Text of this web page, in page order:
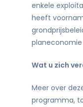
enkele
heeft
planeconomie
Wat u zich
Meer over
programma,